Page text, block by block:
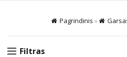
Pagrindinis »
Filtras